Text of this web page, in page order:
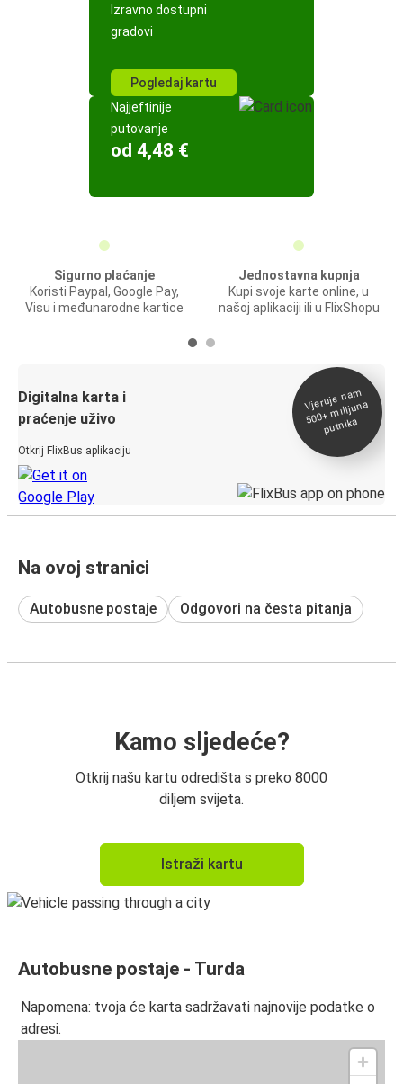
Izravno dostupni
gradovi
Pogledaj kartu
Najjeftinije
putovanje
od 4,48 €
Sigurno plaćanje
Koristi Paypal, Google Pay,
Visu i međunarodne kartice
Jednostavna kupnja
Kupi svoje karte online, u
našoj aplikaciji ili u FlixShopu
Digitalna karta i
praćenje uživo
Otkrij FlixBus aplikaciju
Vjeruje na
m
500+
milijuna
putnika
Na ovoj stranici
Autobusne postaje Odgovori na česta pitanja
Kamo sljedeće?
Otkrij našu kartu odredišta s preko 8000
diljem svijeta.
Istraži kartu
Autobusne postaje - Turda
Napomena: tvoja će karta sadržavati najnovije podatke o
adresi.